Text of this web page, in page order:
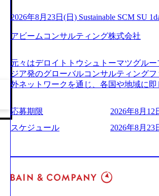
年間データ、エンジニア組織） 2026年8
ていただきます。ご了承ください。 ●
別に当日の面接案内をお送りいたしま
適性検査をご受検いただきます。 ● 詳
ションサーチになります。 ご経験やス
サルタント＞ Webアプリケーション、
ー・スタートアップ企業に対する課題
メント支援までを一気通貫で担当して
を活用し、顧客の業務革新と効率化の
を深くヒアリングし、企画構想からア
貫で推進していただきます。 プロジェ
ログ (https://www.accenture.com/jp-ja/
理由【コンサル業界俯瞰マップ】 (https://
e/detail/45446) エンジニアからコンサル
(https://www.businessinsider.jp/post-
ライゼーション (https://
ustomization) 大正製薬：ITカーブアウト支
ンク：初のオンライン開催「SoftBank
s://www.accenture.com/jp-ja/case-studies/
業省：事業者の申請手続きを電子化す
例を実現 (https://www.accenture.com/jp-ja/
ps://www.accenture.com/jp-ja/case-studies/
ービス） 世界49カ国に約73万人以上（
上の国の企業を顧客に売上641億ドルを
2026年8月23日(日) Sustainable SCM SU
アビームコンサルティング株式会社
元々はデロイトトウシュトーマツグル
ジア発のグローバルコンサルティング
外ネットワークを通じ、各国や地域に
ンドメッセージに掲げ、企業や組織の
未来のありたい姿を実現するとともに
価値及び経済的価値の追求にも貢献
グなどの専門知識と、豊富な経験を持
有する 金融、製造、流通、エネルギー
ライアントとしている SAP領域におい
以上、日本国内で企業最多の5,399件の
る また、日本国内企業として最多の
応募期限
2026年8月12
スケジュール
2026年8月23